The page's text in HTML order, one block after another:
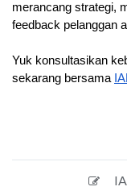
merancang strategi,
feedback pelanggan
Yuk konsultasikan
sekarang bersama